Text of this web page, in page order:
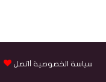
سياسة الخصوصية اتصل